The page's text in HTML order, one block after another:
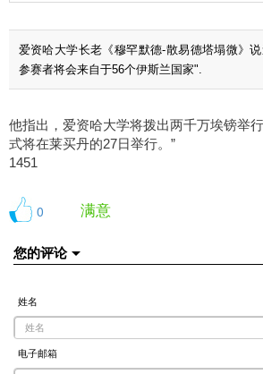
爱资哈大学长老《穆罕默德-散易德塔塌微》说
参赛者将会来自于56个伊斯兰国家".
他指出，爱资哈大学将拨出两千万埃镑举
式将在莱买丹的27日举行。”
1451
0 满意
您的评论
姓名
电子邮箱